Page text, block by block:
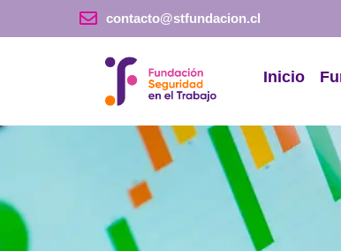
contacto@stfundacion.cl
Inicio